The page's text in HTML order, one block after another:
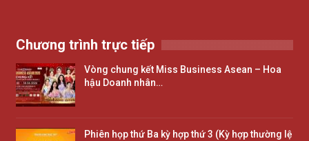
Chương trình trực tiếp
Vòng chung kết Miss Business Asean – Hoa
hậu Doanh nhân…
Phiên họp thứ Ba kỳ hợp thứ 3 (Kỳ hợp thường lệ